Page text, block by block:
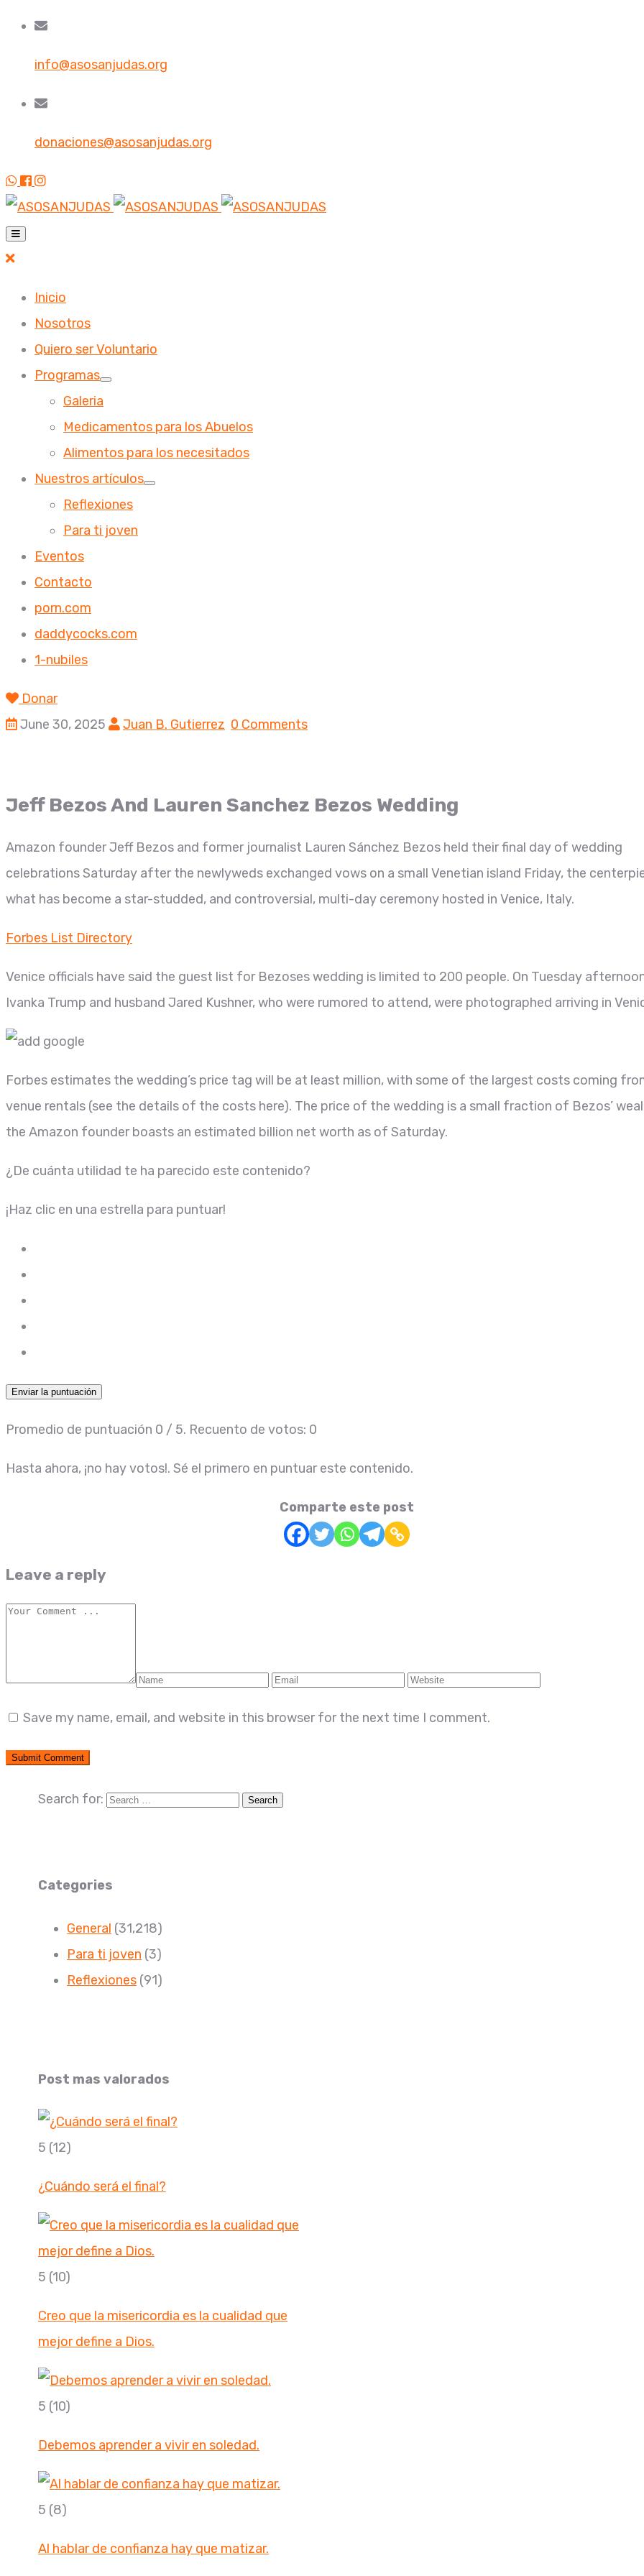
info@asosanjudas.org
donaciones@asosanjudas.org
Inicio
Nosotros
Quiero ser Voluntario
Programas
Galeria
Medicamentos para los Abuelos
Alimentos para los necesitados
Nuestros artículos
Reflexiones
Para ti joven
Eventos
Contacto
porn.com
daddycocks.com
1-nubiles
Donar
June 30, 2025
Juan B. Gutierrez 0 Comments
Jeff Bezos And Lauren Sanchez Bezos Wedding
Amazon founder Jeff Bezos and former journalist Lauren Sánchez Bezos held their final day of wedding
celebrations Saturday after the newlyweds exchanged vows on a small Venetian island Friday, the
what has become a star-studded, and controversial, multi-day ceremony hosted in Venice, Italy.
Forbes List Directory
Venice officials have said the guest list for Bezoses wedding is limited to 200 people. On Tuesday
Ivanka Trump and husband Jared Kushner, who were rumored to attend, were photographed arriving in
Forbes estimates the wedding’s price tag will be at least million, with some of the largest costs coming
venue rentals (see the details of the costs here). The price of the wedding is a small fraction of Bezos’
the Amazon founder boasts an estimated billion net worth as of Saturday.
¿De cuánta utilidad te ha parecido este contenido?
¡Haz clic en una estrella para puntuar!
Enviar la puntuación
Promedio de puntuación 0 / 5. Recuento de votos: 0
Hasta ahora, ¡no hay votos!. Sé el primero en puntuar este contenido.
Comparte este post
Leave a reply
Save my name, email, and website in this browser for the next time I comment.
Search for:
Categories
General (31,218)
Para ti joven (3)
Reflexiones (91)
Post mas valorados
5 (12)
¿Cuándo será el final?
5 (10)
Creo que la misericordia es la cualidad que
mejor define a Dios.
5 (10)
Debemos aprender a vivir en soledad.
5 (8)
Al hablar de confianza hay que matizar.